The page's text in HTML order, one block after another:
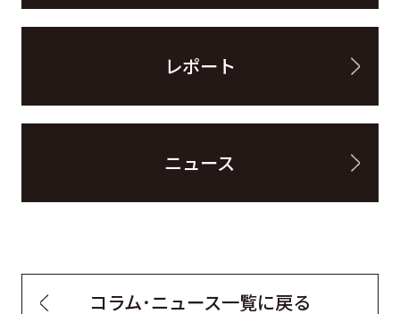
レポート
ニュース
コラム・ニュース一覧に戻る